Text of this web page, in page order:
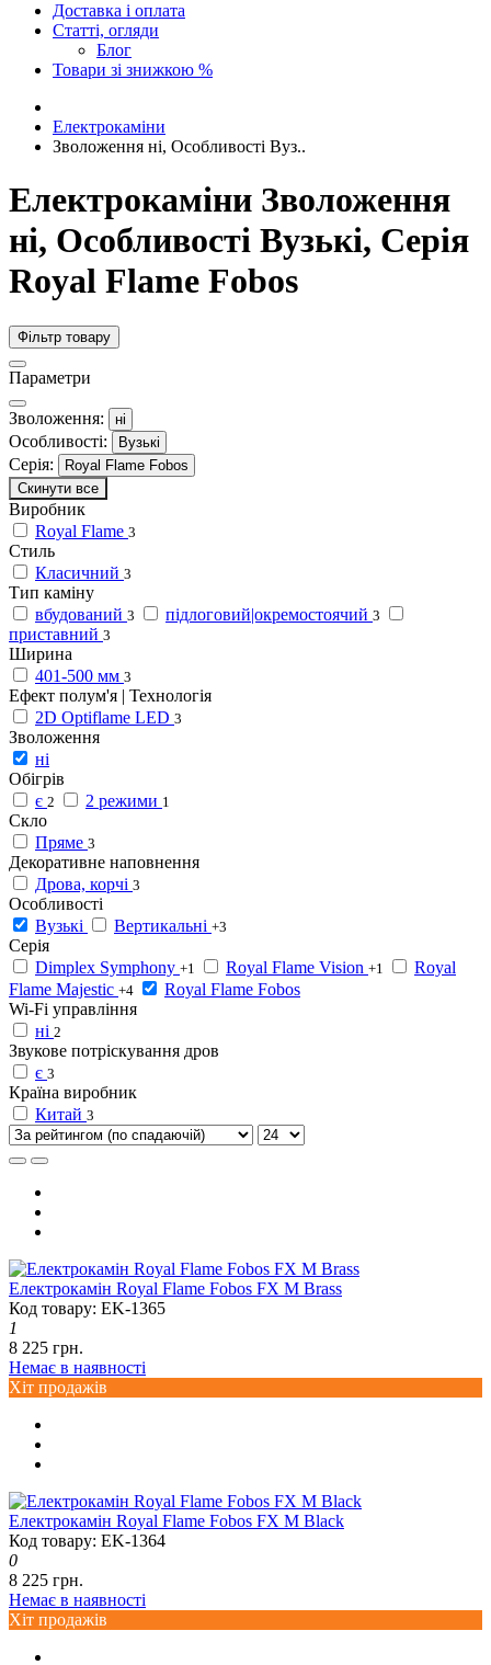
Доставка і оплата
Статті, огляди
Блог
Товари зі знижкою %
Електрокаміни
Зволоження ні, Особливості Вуз..
Електрокаміни Зволоження
ні, Особливості Вузькі, Серія
Royal Flame Fobos
Фільтр товару
Параметри
Зволоження: ні
Особливості: Вузькі
Серія:
Royal Flame Fobos
Скинути все
Виробник
Royal Flame 3
Стиль
Класичний 3
Тип каміну
вбудований 3 підлоговий|окремостоячий 3
приставний 3
Ширина
401-500 мм 3
Ефект полум'я | Технологія
2D Optiflame LED 3
Зволоження
ні
Обігрів
є 2 2 режими 1
Скло
Пряме 3
Декоративне наповнення
Дрова, корчі 3
Особливості
Вузькі
Вертикальні +3
Серія
Dimplex Symphony +1 Royal Flame Vision +1
Royal
Flame Majestic +4
Royal Flame Fobos
Wi-Fi управління
ні 2
Звукове потріскування дров
є 3
Країна виробник
Китай 3
Електрокамін Royal Flame Fobos FX M Brass
Код товару: EK-1365
1
8 225 грн.
Немає в наявності
Хіт продажів
Електрокамін Royal Flame Fobos FX M Black
Код товару: EK-1364
0
8 225 грн.
Немає в наявності
Хіт продажів